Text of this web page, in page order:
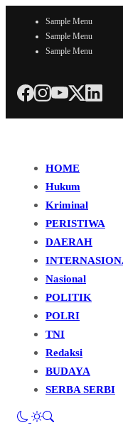
Sample Menu
Sample Menu
Sample Menu
HOME
Hukum
Kriminal
PERISTIWA
DAERAH
Nasional
POLITIK
POLRI
TNI
Redaksi
BUDAYA
SERBA SERBI